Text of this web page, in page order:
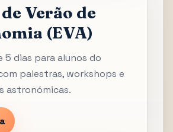
Verão de
(EVA)
5 dias para alunos do
palestras, workshops e
astronómicas.